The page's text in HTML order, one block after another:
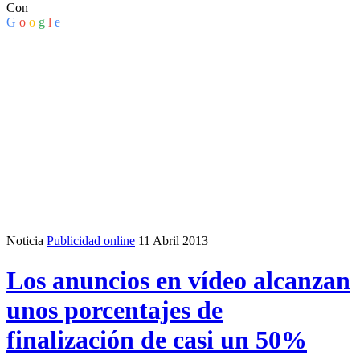
Con
G o o g l e
Noticia Publicidad online 11 Abril 2013
Los anuncios en vídeo alcanzan
unos porcentajes de
finalización de casi un 50%